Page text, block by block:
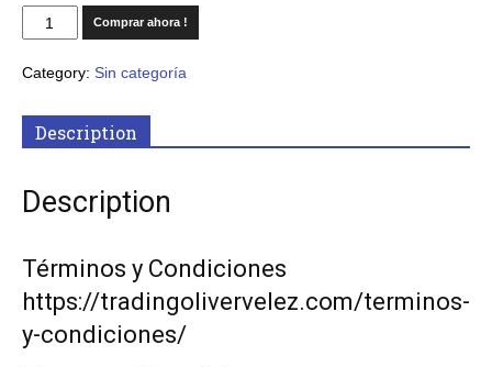
Comprar ahora !
Category: Sin categoría
Description
Description
Términos y Condiciones
https://tradingolivervelez.com/terminos-
y-condiciones/